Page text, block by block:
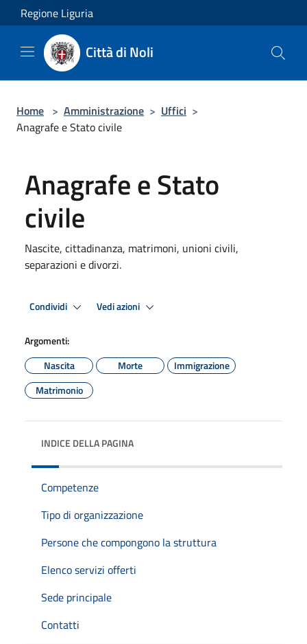
Salta al contenuto principale
Regione Liguria
Città di Noli
Home > Amministrazione > Uffici >
Anagrafe e Stato civile
Anagrafe e Stato
civile
Nascite, cittadinanza, matrimoni, unioni civili,
separazioni e divorzi.
Condividi Vedi azioni
Argomenti:
Nascita
Morte
Immigrazione
Matrimonio
INDICE DELLA PAGINA
Competenze
Tipo di organizzazione
Persone che compongono la struttura
Elenco servizi offerti
Sede principale
Contatti